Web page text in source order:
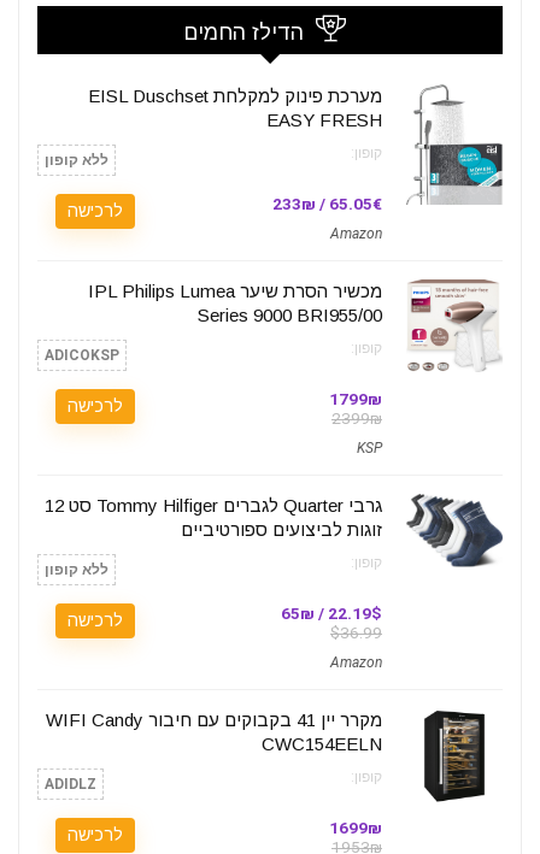
הדילז החמים
מערכת פינוק למקלחת EISL Duschset
EASY FRESH
קופון: ללא קופון
65.05€ / 233₪
Amazon
לרכישה
מכשיר הסרת שיער IPL Philips Lumea
Series 9000 BRI955/00
קופון: ADICOKSP
1799₪
2399₪
KSP
לרכישה
גרבי Quarter לגברים Tommy Hilfiger סט 12
זוגות לביצועים ספורטיביים
קופון: ללא קופון
22.19$ / 65₪
$36.99
Amazon
לרכישה
מקרר יין 41 בקבוקים עם חיבור WIFI Candy
CWC154EELN
קופון: ADIDLZ
1699₪
1953₪
לרכישה